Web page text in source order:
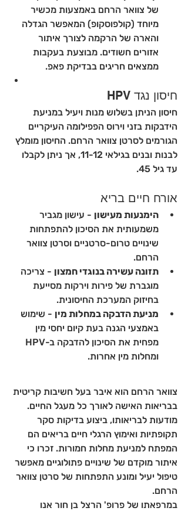
של צוואר הרחם באמצעות מכשיר
מיוחד (קולפוסקופ) המאפשר הגדלה
והארה של הרקמה לצורך איתור
אזורים חשודים. מבוצעת בעקבות
ממצאים חריגים בבדיקת פאפ.
חיסון נגד HPV
חיסון הניתן בשלוש מנות ויעיל במניעת
הידבקות בזני וירוס הפפילומה העיקריים
הגורמים לסרטן צוואר הרחם. החיסון מומלץ
לבנות ובנים בגילאי 11-12, אך ניתן לקבלו
עד גיל 45.
אורח חיים בריא
הימנעות מעישון - עישון מגביר
משמעותית את הסיכון להתפתחות
שינויים טרום-סרטניים וסרטן צוואר
הרחם.
תזונה עשירה בנוגדי חמצון - צריכה
מוגברת של פירות וירקות מסייעת
בחיזוק המערכת החיסונית.
מניעת הדבקה במחלות מין - שימוש
באמצעי הגנה בעת קיום יחסי מין
ומחלות מין אחרות.
צוואר הרחם הוא איבר בעל חשיבות קריטית
בבריאות האישה לאורך כל מעגל החיים.
מודעות לבריאותו, ביצוע בדיקות סקר
תקופתיות ואימוץ הרגלי חיים בריאים הם
המפתח למניעת מחלות חמורות. זכרו כי
איתור מוקדם של שינויים פתולוגיים מאפשר
טיפול יעיל ומונע התפתחות של סרטן צוואר
הרחם.
במרפאתו של פרופ' הרצל בן חור אנו